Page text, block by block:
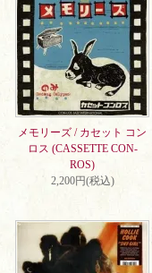
メモリーズ / カセット コン
ロス (CASSETTE CON-
ROS)
2,200円(税込)